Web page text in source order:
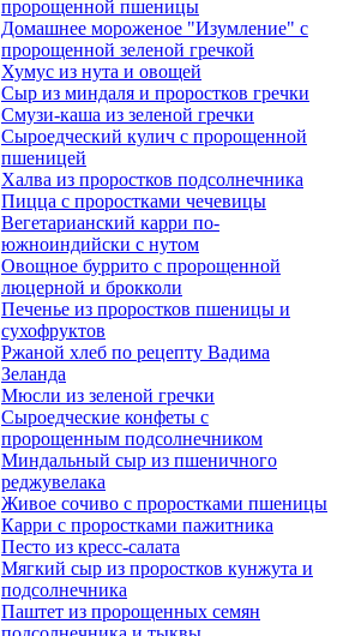
пророщенной пшеницы
Домашнее мороженое "Изумление" с
пророщенной зеленой гречкой
Хумус из нута и овощей
Сыр из миндаля и проростков гречки
Смузи-каша из зеленой гречки
Сыроедческий кулич с пророщенной
пшеницей
Халва из проростков подсолнечника
Пицца с проростками чечевицы
Вегетарианский карри по-
южноиндийски с нутом
Овощное буррито с пророщенной
люцерной и брокколи
Печенье из проростков пшеницы и
сухофруктов
Ржаной хлеб по рецепту Вадима
Зеланда
Мюсли из зеленой гречки
Сыроедческие конфеты с
пророщенным подсолнечником
Миндальный сыр из пшеничного
реджувелака
Живое сочиво с проростками пшеницы
Карри с проростками пажитника
Песто из кресс-салата
Мягкий сыр из проростков кунжута и
подсолнечника
Паштет из пророщенных семян